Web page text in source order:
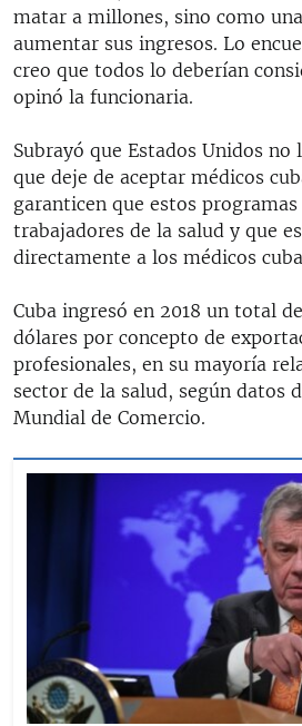
matar a millones, sino como
aumentar sus ingresos. Lo
creo que todos lo deberían
opinó la funcionaria.
Subrayó que Estados Unidos no
que deje de aceptar médicos
garanticen que estos
trabajadores de la salud y que
directamente a los médicos
Cuba ingresó en 2018 un total
dólares por concepto de
profesionales, en su mayoría
sector de la salud, según datos
Mundial de Comercio.